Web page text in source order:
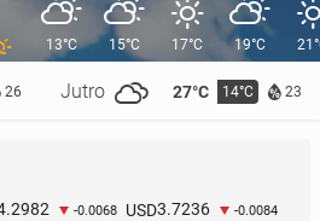
26 Jutro 27°C 14°C 23
13°C 15°C 17°C 19°C
-0.0068 USD3.7236 -0.0084